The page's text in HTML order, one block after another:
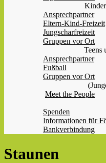
Ansprechpartner
Eltern-Kind-Freizeit
Jungscharfreizeit
Gruppen vor Ort
Teens
Ansprechpartner
Fußball
Gruppen vor Ort
Meet the People
Spenden
Informationen für
Bankverbindung
Staunen